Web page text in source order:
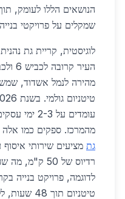
הנושאים הללו לעומק,
שמקלים על פרויקטי
לוגיסטית, קריית גת
מהירה לנמל אשדוד,
מהמרכז. ספקים כמו אלה
גת מציעים שירותי
רדיוס של 50
טיטניום